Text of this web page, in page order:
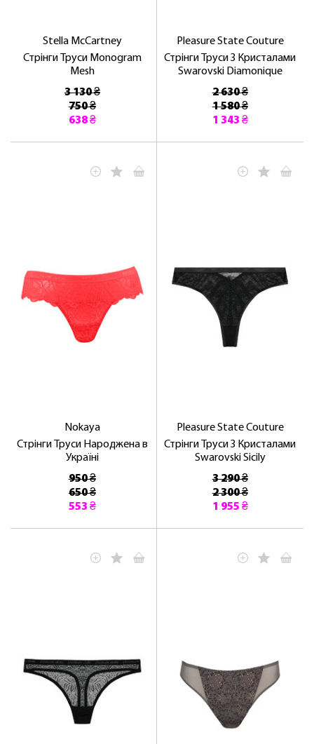
Stella McCartney
Стрінги Труси Monogram
Mesh
3 130 ₴
750 ₴
638 ₴
Pleasure State Couture
Стрінги Труси З Кристалами
Swarovski Diamonique
2 630 ₴
1 580 ₴
1 343 ₴
Nokaya
Стрінги Труси Народжена в
Україні
950 ₴
650 ₴
553 ₴
Pleasure State Couture
Стрінги Труси З Кристалами
Swarovski Sicily
3 290 ₴
2 300 ₴
1 955 ₴